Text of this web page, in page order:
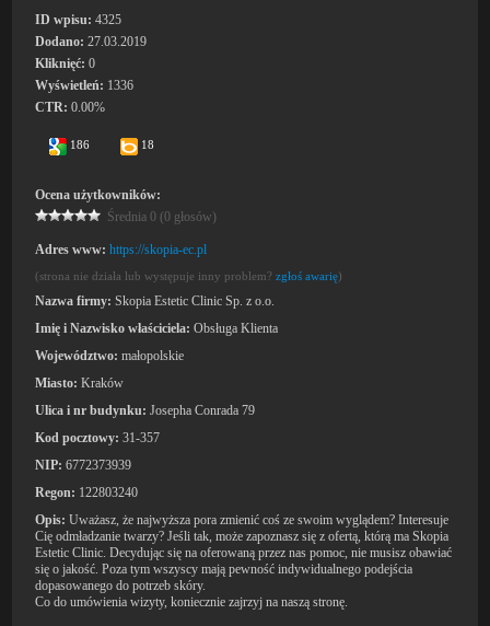
ID wpisu: 4325
Dodano: 27.03.2019
Kliknięć: 0
Wyświetleń: 1336
CTR: 0.00%
186 18
Ocena użytkowników:
Średnia 0 (0 głosów)
Adres www: https://skopia-ec.pl
(strona nie działa lub występuje inny problem?zgłoś awarię)
Nazwa firmy: Skopia Estetic Clinic Sp. z o.o.
Imię i Nazwisko właściciela: Obsługa Klienta
Województwo: małopolskie
Miasto: Kraków
Ulica i nr budynku: Josepha Conrada 79
Kod pocztowy: 31-357
NIP: 6772373939
Regon: 122803240
Opis: Uważasz, że najwyższa pora zmienić coś ze swoim wyglądem? Interesuje
Cię odmładzanie twarzy? Jeśli tak, może zapoznasz się z ofertą, którą ma Skopia
Estetic Clinic. Decydując się na oferowaną przez nas pomoc, nie musisz obawiać
się o jakość. Poza tym wszyscy mają pewność indywidualnego podejścia
dopasowanego do potrzeb skóry.
Co do umówienia wizyty, koniecznie zajrzyj na naszą stronę.